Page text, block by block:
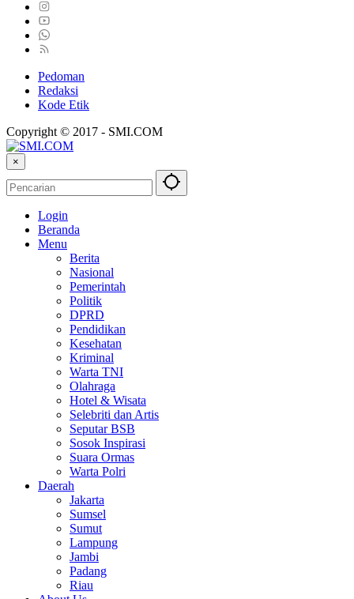
Pedoman
Redaksi
Kode Etik
Copyright © 2017 - SMI.COM
×
Login
Beranda
Menu
Berita
Nasional
Pemerintah
Politik
DPRD
Pendidikan
Kesehatan
Kriminal
Warta TNI
Olahraga
Hotel & Wisata
Selebriti dan Artis
Seputar BSB
Sosok Inspirasi
Suara Ormas
Warta Polri
Daerah
Jakarta
Sumsel
Sumut
Lampung
Jambi
Padang
Riau